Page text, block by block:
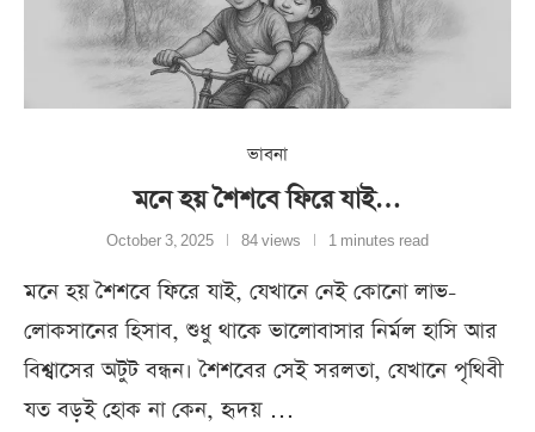
ভাবনা
মনে হয় শৈশবে ফিরে যাই…
October 3, 2025 84 views 1 minutes read
মনে হয় শৈশবে ফিরে যাই, যেখানে নেই কোনো লাভ-
লোকসানের হিসাব, শুধু থাকে ভালোবাসার নির্মল হাসি আর
বিশ্বাসের অটুট বন্ধন। শৈশবের সেই সরলতা, যেখানে পৃথিবী
যত বড়ই হোক না কেন, হৃদয় …